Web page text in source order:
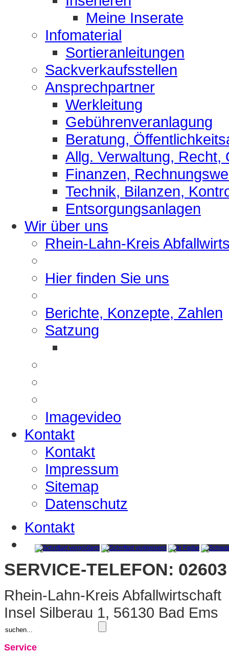
Meine Inserate
Infomaterial
Sortieranleitungen
Sackverkaufsstellen
Ansprechpartner
Werkleitung
Gebührenveranlagung
Beratung,
Allg. Verwaltung, Recht,
Finanzen,
Technik, Bilanzen,
Entsorgungsanlagen
Wir über uns
Rhein-Lahn-Kreis
Hier finden Sie uns
Berichte, Konzepte, Zahlen
Satzung
Imagevideo
Kontakt
Kontakt
Impressum
Sitemap
Datenschutz
Kontakt
SERVICE-TELEFON:
Rhein-Lahn-Kreis Abfallwirtschaft
Insel Silberau 1, 56130 Bad Ems
Service